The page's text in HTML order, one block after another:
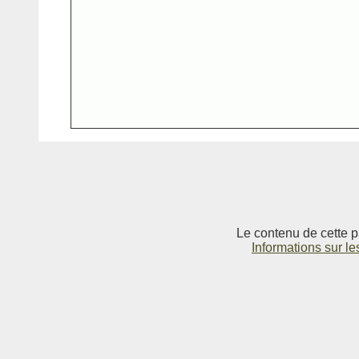
Le contenu de cette
Informations sur